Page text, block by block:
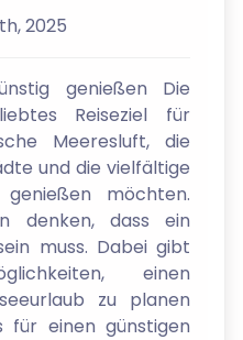
2025
genießen Die
Reiseziel für
Meeresluft, die
und die vielfältige
möchten.
denken, dass ein
muss. Dabei gibt
einen
zu planen
für einen günstigen